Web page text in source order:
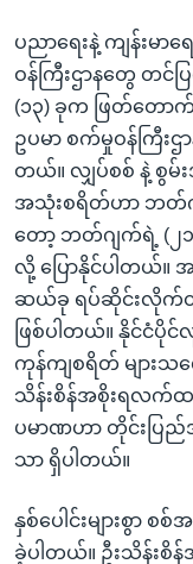
ပညာရေးနဲ့ ကျန်းမ
ဝန်ကြီးဌာနတွေ တင်
(၁၃) ခုက ဖြတ်တေ
ဥပမာ စက်မှုဝန်ကြီးဌ
တယ်။ လျှပ်စစ် နဲ့ စွမ်
အသုံးစရိတ်ဟာ ဘတ်ဂျ
တော့ ဘတ်ဂျက်ရဲ့ (၂၁
လို့ ပြောနိုင်ပါတယ်။
ဆယ်ခု ရပ်ဆိုင်းလိုက်တ
ဖြစ်ပါတယ်။ နိုင်ငံ
ကုန်ကျစရိတ် များသ
သိန်းစိန်အစိုးရလက်ထ
ပမာဏဟာ တိုင်းပြ
သာ ရှိပါတယ်။
နှစ်ပေါင်းများစွာ
ခဲ့ပါတယ်။ ဦးသိန်းစိ